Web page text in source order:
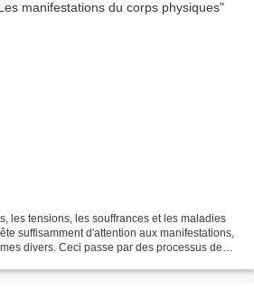
les tensions, les souffrances et les maladies
suffisamment d'attention aux manifestations,
divers. Ceci passe par des processus de